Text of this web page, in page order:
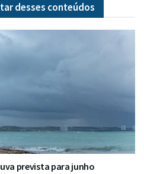
desses conteúdos
prevista para junho